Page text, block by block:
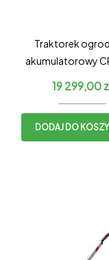
Traktorek
akumulatorowy
19 299,00
DODAJ DO